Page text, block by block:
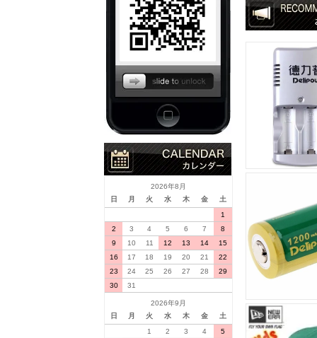
2026年8月
日
月 火 水 木 金
土
1
2
3 4 5 6 7
8
9
10 11 12 13 14
15
16
17 18 19 20 21
22
23
24 25 26 27 28
29
30
31
2026年9月
日
月 火 水 木 金
土
1
2 3 4
5